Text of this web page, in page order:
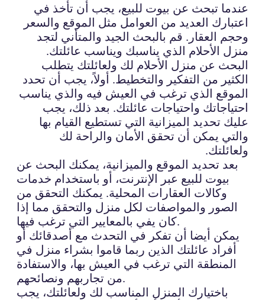
عندما تبحث عن بيوت للبيع، يجب أن تأخذ في
اعتبارك العديد من العوامل مثل الموقع والسعر
وحجم العقار. قم بالبحث الجيد والمتأني لتجد
منزل الأحلام الذي يناسبك ويناسب عائلتك.
البحث عن منزل الأحلام لك ولعائلتك يتطلب
الكثير من التفكير والتخطيط. أولاً، يجب أن تحدد
الموقع الذي ترغب في العيش فيه والذي يناسب
احتياجاتك واحتياجات عائلتك. بعد ذلك، يجب
عليك تحديد الميزانية التي تستطيع القيام بها
والتي يمكن أن تحقق الأمان والراحة لك
ولعائلتك.
بعد تحديد الموقع والميزانية، يمكنك البحث عن
بيوت للبيع عبر الإنترنت، أو باستخدام خدمات
وكالات العقارات المحلية. يمكنك التحقق من
الصور والمواصفات لكل منزل والتحقق مما إذا
كان يفي بالمعايير التي ترغب فيها.
يمكن أيضا أن تفكر في التحدث مع أصدقائك أو
أفراد عائلتك الذين ربما قاموا بشراء منزل في
المنطقة التي ترغب في العيش بها، والاستفادة
من تجاربهم ونصائحهم.
باختيارك المنزل المناسب لك ولعائلتك، يجب